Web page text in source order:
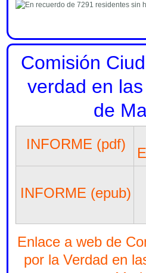
Comisión
verdad en
de
INFORME (pdf)
INFORME (epub)
Enlace a web de
por la Verdad en